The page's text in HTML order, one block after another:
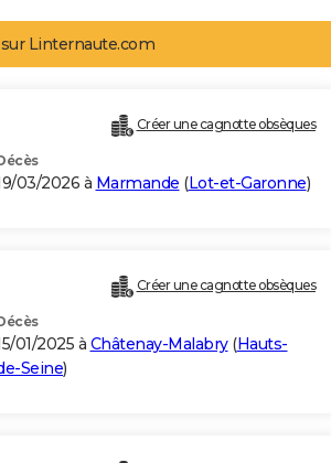
Linternaute.com
Créer une cagnotte obsèques
03/2026 à Marmande (Lot-et-Garonne)
Créer une cagnotte obsèques
01/2025 à Châtenay-Malabry(Hauts-
Seine)